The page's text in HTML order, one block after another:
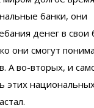
банки, они
денег в
они смогут
А во-вторых, и
этих